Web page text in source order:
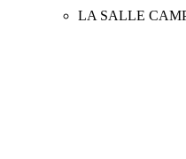
LA SALLE